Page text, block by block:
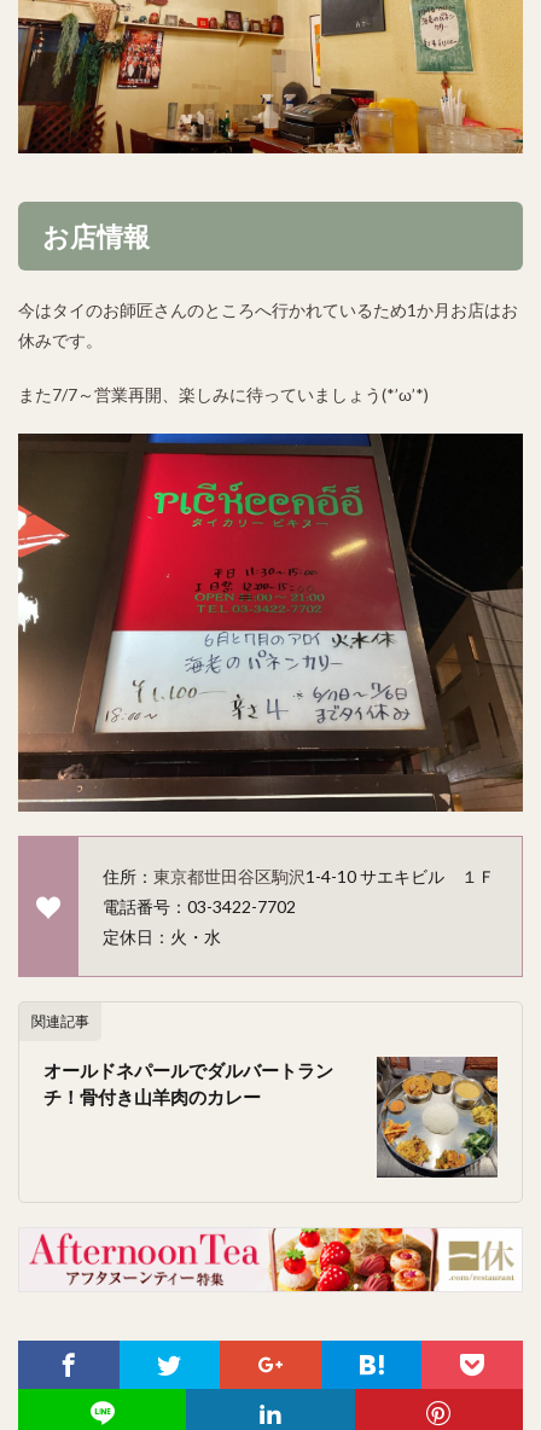
お店情報
今はタイのお師匠さんのところへ行かれているため1か月お店はお
休みです。
また7/7～営業再開、楽しみに待っていましょう(*’ω’*)
住所： 東京都世田谷区駒沢1-4-10 サエキビル １Ｆ
電話番号：03-3422-7702
定休日：火・水
関連記事
オールドネパールでダルバートラン
チ！骨付き山羊肉のカレー